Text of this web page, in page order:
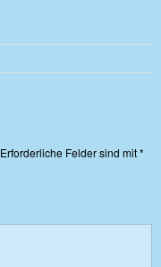
Erforderliche Felder sind mit*